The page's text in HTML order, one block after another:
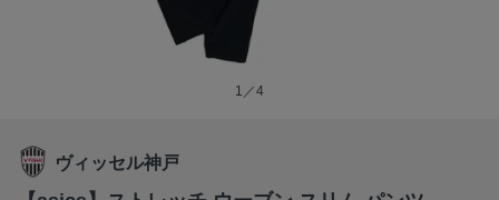
1／4
ヴィッセル神戸